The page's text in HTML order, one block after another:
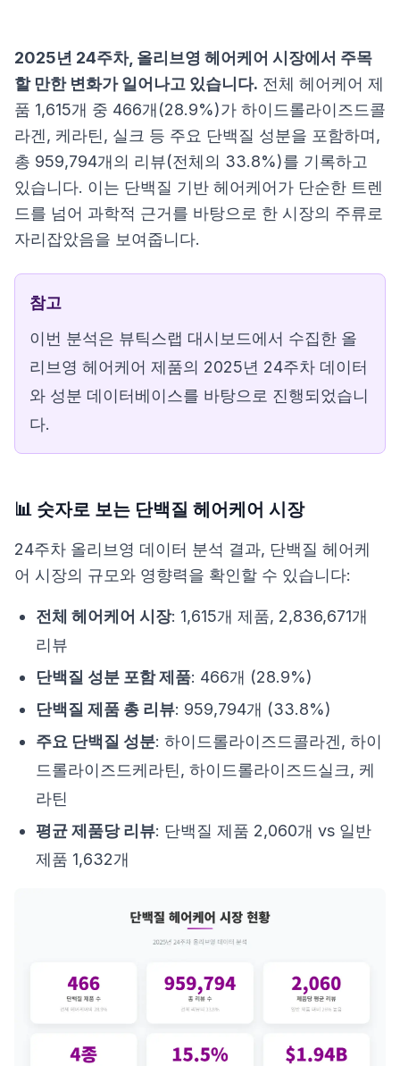
2025년 24주차, 올리브영 헤어케어 시장에서 주목
할 만한 변화가 일어나고 있습니다. 전체 헤어케어 제
품 1,615개 중 466개(28.9%)가 하이드롤라이즈드콜
라겐, 케라틴, 실크 등 주요 단백질 성분을 포함하며,
총 959,794개의 리뷰(전체의 33.8%)를 기록하고
있습니다. 이는 단백질 기반 헤어케어가 단순한 트렌
드를 넘어 과학적 근거를 바탕으로 한 시장의 주류로
자리잡았음을 보여줍니다.
참고
이번 분석은 뷰틱스랩 대시보드에서 수집한 올
리브영 헤어케어 제품의 2025년 24주차 데이터
와 성분 데이터베이스를 바탕으로 진행되었습니
다.
📊 숫자로 보는 단백질 헤어케어 시장
24주차 올리브영 데이터 분석 결과, 단백질 헤어케
어 시장의 규모와 영향력을 확인할 수 있습니다:
전체 헤어케어 시장: 1,615개 제품, 2,836,671개
리뷰
단백질 성분 포함 제품: 466개 (28.9%)
단백질 제품 총 리뷰: 959,794개 (33.8%)
주요 단백질 성분: 하이드롤라이즈드콜라겐, 하이
드롤라이즈드케라틴, 하이드롤라이즈드실크, 케
라틴
평균 제품당 리뷰: 단백질 제품 2,060개 vs 일반
제품 1,632개